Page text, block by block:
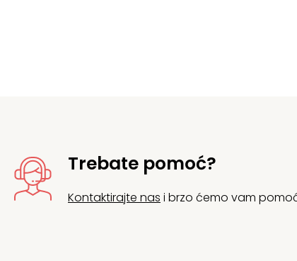
Trebate pomoć?
Kontaktirajte nas i brzo ćemo vam